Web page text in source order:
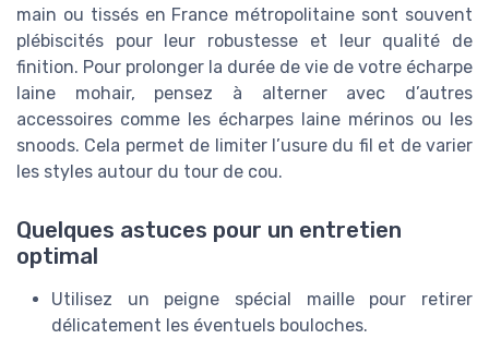
main ou tissés en France métropolitaine sont souvent
plébiscités pour leur robustesse et leur qualité de
finition. Pour prolonger la durée de vie de votre écharpe
laine mohair, pensez à alterner avec d’autres
accessoires comme les écharpes laine mérinos ou les
snoods. Cela permet de limiter l’usure du fil et de varier
les styles autour du tour de cou.
Quelques astuces pour un entretien
optimal
Utilisez un peigne spécial maille pour retirer
délicatement les éventuels bouloches.